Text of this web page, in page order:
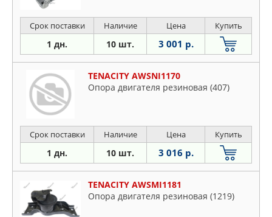
Срок поставки Наличие Цена Купить
1 дн. 10 шт. 3 001 р.
TENACITY AWSNI1170
Опора двигателя резиновая (407)
Срок поставки Наличие Цена Купить
1 дн. 10 шт. 3 016 р.
TENACITY AWSMI1181
Опора двигателя резиновая (1219)